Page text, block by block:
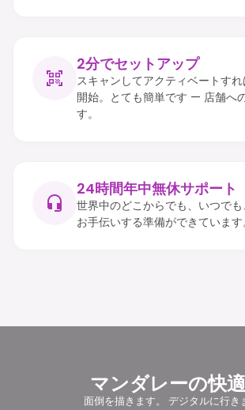
2分でセットアップ
スキャンしてアクティベートす
開始。とても簡単です — 店舗へ
す。
24時間年中無休サポート
世界中のどこからでも、いつで
お手伝いする準備ができています
マンダレーの快
面倒を描きます。 デジタルに行き